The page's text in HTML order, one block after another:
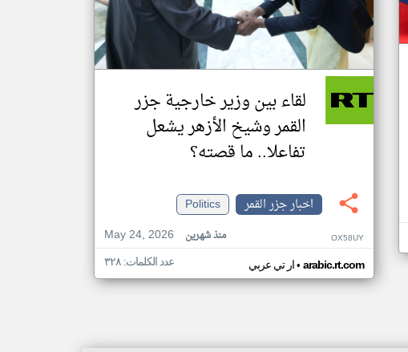
لقاء بين وزير خارجية جزر
القمر وشيخ الأزهر يشعل
تفاعلا.. ما قصته؟
اخبار جزر القمر
Politics
May 24, 2026
منذ شهرين OX58UY
ار تي عربي• arabic.rt.com عدد الكلمات: ٣٢٨